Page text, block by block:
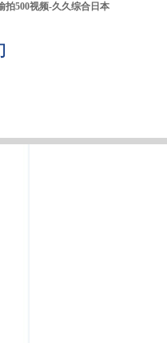
拍500视频-久久综合日本